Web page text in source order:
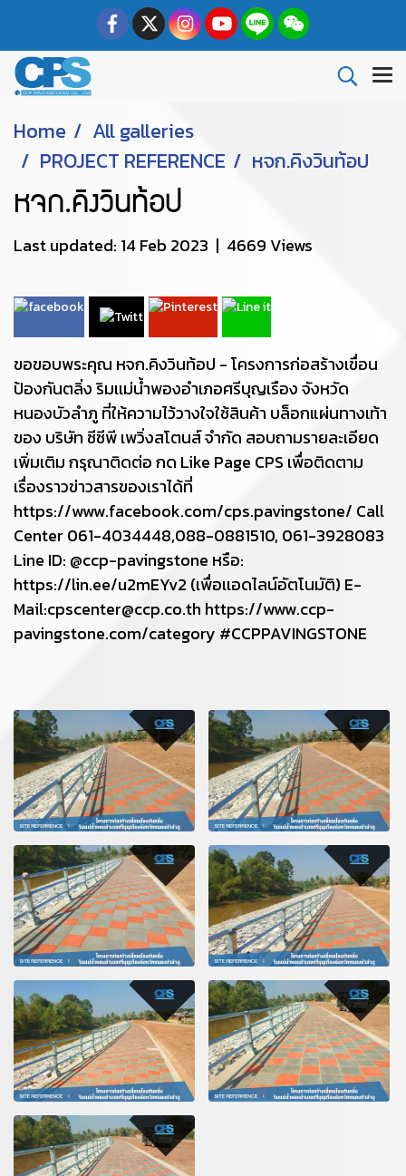
Home
All galleries
PROJECT REFERENCE
หจก.คิงวินท้อป
หจก.คิงวินท้อป
Last updated: 14 Feb 2023 | 4669 Views
ขอขอบพระคุณ หจก.คิงวินท้อป - โครงการก่อสร้างเขื่อน
ป้องกันตลิ่ง ริมเเม่น้ำพองอำเภอศรีบุญเรือง จังหวัด
หนองบัวลำภู ที่ให้ความไว้วางใจใช้สินค้า บล็อกแผ่นทางเท้า
ของ บริษัท ซีซีพี เพวิ่งสโตนส์ จำกัด สอบถามรายละเอียด
เพิ่มเติม กรุณาติดต่อ กด Like Page CPS เพื่อติดตาม
เรื่องราวข่าวสารของเราได้ที่
https://www.facebook.com/cps.pavingstone/ Call
Center 061-4034448,088-0881510, 061-3928083
Line ID: @ccp-pavingstone หรือ:
https://lin.ee/u2mEYv2 (เพื่อเเอดไลน์อัตโนมัติ) E-
Mail:cpscenter@ccp.co.th https://www.ccp-
pavingstone.com/category #CCPPAVINGSTONE